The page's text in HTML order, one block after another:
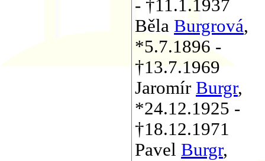
- †11.1.1937
Běla Burgrová,
*5.7.1896 -
†13.7.1969
Jaromír Burgr,
*24.12.1925 -
†18.12.1971
Pavel Burgr,